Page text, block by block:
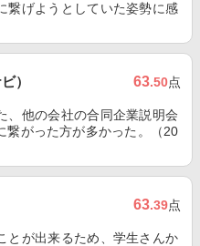
繋げようとしていた姿勢に感
） 63.50点
、他の会社の合同企業説明会
繋がった方が多かった。（20
63.39点
とが出来るため、学生さんか